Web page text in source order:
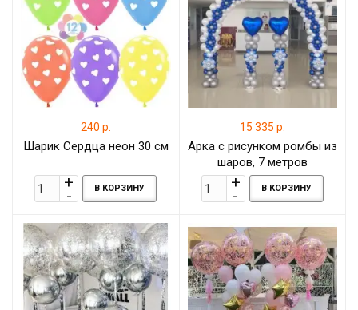
240 р.
Шарик Сердца неон 30 см
В КОРЗИНУ
15 335 р.
Арка с рисунком ромбы из
шаров, 7 метров
В КОРЗИНУ